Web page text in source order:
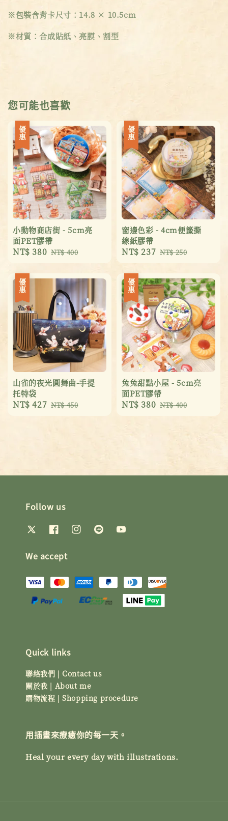
※包裝含背卡尺寸：14.8 × 10.5cm
※材質：合成貼紙、亮膜、割型
您可能也喜歡
優惠
小動物商店街 - 5cm亮
面PET膠帶
Sale
NT$ 380 Regular
NT$ 400
優惠
窗邊色彩 - 4cm便籤撕
線紙膠帶
Sale
price
NT$ 237 Regular
NT$ 250
優惠
山雀的夜光圓舞曲-手提
托特袋
Sale
NT$ 427 Regular
NT$ 450
優惠
兔兔甜點小屋 - 5cm亮
面PET膠帶
Sale
NT$ 380 Regular
NT$ 400
Follow us
We accept
Quick links
聯絡我們 | Contact us
關於我 | About me
購物流程 | Shopping procedure
用插畫來療癒你的每一天。
Heal your every day with illustrations.